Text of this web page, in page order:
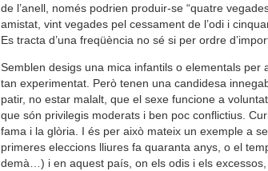
de l’anell, només podrien produir-se “quatre
amistat, vint vegades pel cessament de l’odi i
Es tracta d’una freqüència no sé si per ordre
Semblen desigs una mica infantils o elementals
tan experimentat. Però tenen una candidesa
patir, no estar malalt, que el sexe funcione a
que són privilegis moderats i ben poc conflictius.
fama i la glòria. I és per això mateix un exemple a
primeres eleccions lliures fa quaranta anys, o el
demà…) i en aquest país, on els odis i els